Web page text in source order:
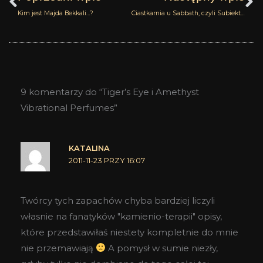
Kim jest Majda Bekkali…? Ciastkarnia u Sabbath, czyli Subiektywny Ranking Przystojniaków
9 komentarzy do “Tiger’s Eye i Amethyst
Vibrational Perfumes”
KATALINA
2011-11-23 PRZY 16:07
Twórcy tych zapachów chyba bardziej liczyli
własnie na fanatyków "kamienio-terapii" opisy,
które przedstawiłaś niestety kompletnie do mnie
nie przemawiają
A pomysł w sumie niezły,